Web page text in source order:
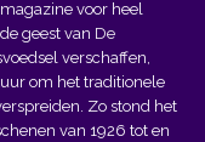
voor heel
geest van De
verschaffen,
om het traditionele
Zo stond het
van 1926 tot en